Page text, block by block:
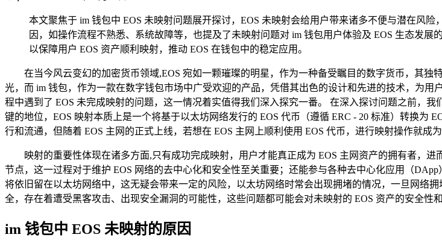
本文聚焦于 im 钱包中 EOS 未映射问题展开探讨，EOS 未映射会给用户带来诸多不便与潜在风
因，如操作流程不熟悉、系统故障等，也提及了未映射问题对 im 钱包用户体验及 EOS 生态发
以保障用户 EOS 资产顺利映射，推动 EOS 在钱包中的稳定应用。
在当今风云变幻的加密货币领域,EOS 宛如一颗璀璨的明星，作为一种备受瞩目的数字货币，其
光，而 im 钱包，作为一款在数字钱包市场中广受欢迎的产品，凭借其出色的设计和先进的技术，为用
程中遇到了 EOS 未完成映射的问题，这一情况着实值得我们深入探究一番。 在深入探讨问题之前，
键的地位，EOS 映射本质上是一个将基于以太坊网络发行的 EOS 代币（遵循 ERC - 20 标准）转换为
行和流通，但随着 EOS 主网的正式上线，若想在 EOS 主网上顺利使用 EOS 代币，进行映射操作就成
映射的重要性体现在诸多方面,只有成功完成映射，用户才能真正成为 EOS 主网资产的拥有者，
节点，这一过程对于维护 EOS 网络的去中心化和安全性至关重要；还能参与各种去中心化应用（
将依旧留在以太坊网络中，这无疑会带来一定的风险，以太坊网络时常会出现拥堵的情况，一旦网络
全，存在着遭受黑客攻击、出现安全漏洞的可能性，这些问题都可能会对未映射的 EOS 资产的安全性
im 钱包中 EOS 未映射的原因